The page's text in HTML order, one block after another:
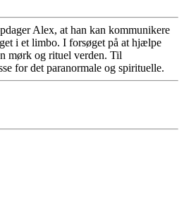
Alex, at han kan kommunikere
i et limbo. I forsøget på at hjælpe
mørk og rituel verden. Til
for det paranormale og spirituelle.